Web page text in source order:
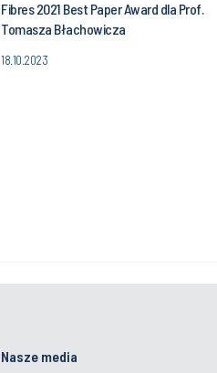
Fibres 2021 Best Paper Award dla Prof.
Tomasza Błachowicza
18.10.2023
Nasze media